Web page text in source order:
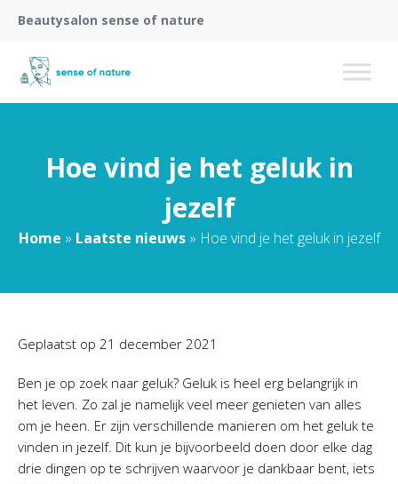
Beautysalon sense of nature
Hoe vind je het geluk in
jezelf
Home » Laatste nieuws» Hoe vind je het geluk in jezelf
Geplaatst op 21 december 2021
Ben je op zoek naar geluk? Geluk is heel erg belangrijk in
het leven. Zo zal je namelijk veel meer genieten van alles
om je heen. Er zijn verschillende manieren om het geluk te
vinden in jezelf. Dit kun je bijvoorbeeld doen door elke dag
drie dingen op te schrijven waarvoor je dankbaar bent, iets